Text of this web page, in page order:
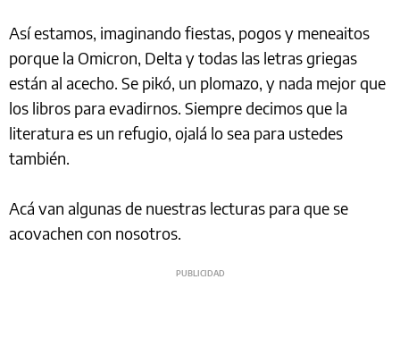
Así estamos, imaginando fiestas, pogos y meneaitos
porque la Omicron, Delta y todas las letras griegas
están al acecho. Se pikó, un plomazo, y nada mejor que
los libros para evadirnos. Siempre decimos que la
literatura es un refugio, ojalá lo sea para ustedes
también.
Acá van algunas de nuestras lecturas para que se
acovachen con nosotros.